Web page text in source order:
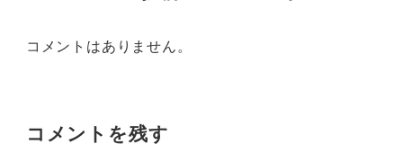
コメントはありません。
コメントを残す